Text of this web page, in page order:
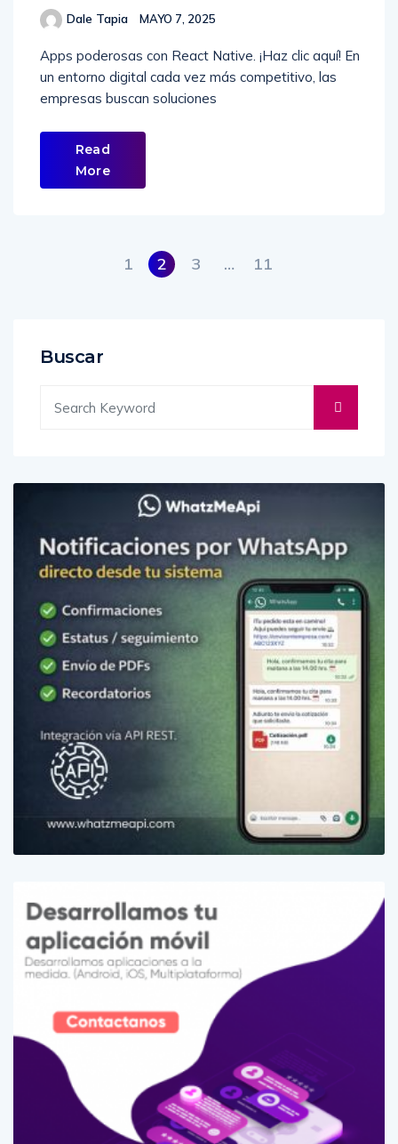
Dale Tapia MAYO 7, 2025
Apps poderosas con React Native. ¡Haz clic aquí! En
un entorno digital cada vez más competitivo, las
empresas buscan soluciones
Read
More
1 2 3 … 11
Buscar